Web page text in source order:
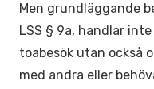
Men grundläggande
LSS § 9a, handlar
toabesök utan också
med andra eller